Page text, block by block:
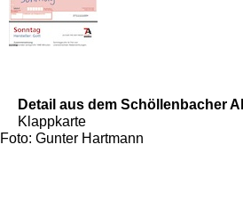
Detail aus dem Schöllenbacher
Klappkarte
Foto: Gunter Hartmann